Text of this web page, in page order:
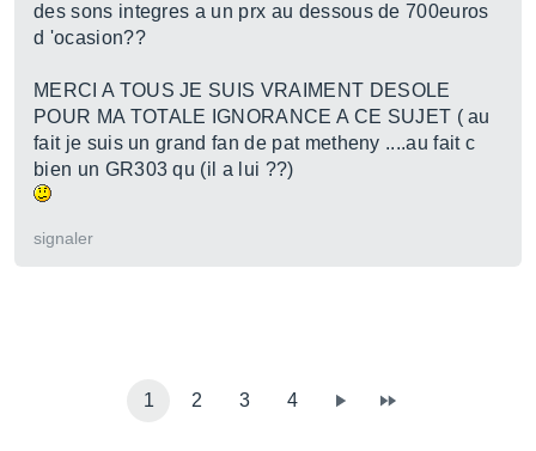
des sons integres a un prx au dessous de 700euros
d 'ocasion??
MERCI A TOUS JE SUIS VRAIMENT DESOLE
POUR MA TOTALE IGNORANCE A CE SUJET ( au
fait je suis un grand fan de pat metheny ....au fait c
bien un GR303 qu (il a lui ??)
signaler
1 2 3 4